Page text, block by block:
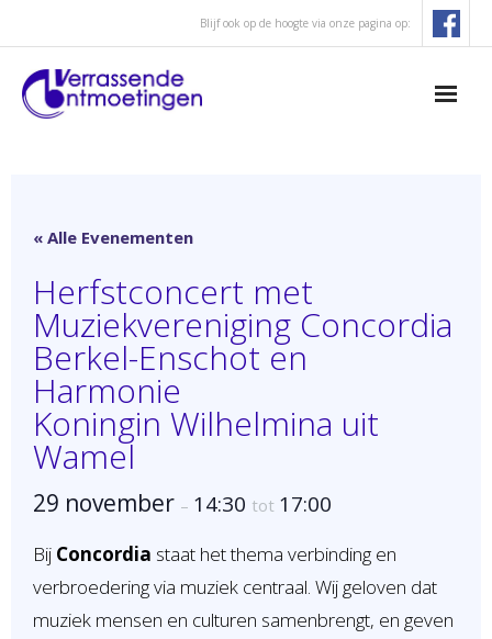
Blijf ook op de hoogte via onze pagina op:
- Missie, visie en profiel
- Bestuur en Artistieke commissie
- Procedure aanvraag concert
« Alle Evenementen
Herfstconcert met
Muziekvereniging Concordia
Berkel-Enschot en
Harmonie
Koningin Wilhelmina uit
Wamel
29 november – 14:30 tot 17:00
Bij Concordia staat het thema verbinding en
verbroedering via muziek centraal. Wij geloven dat
muziek mensen en culturen samenbrengt, en geven